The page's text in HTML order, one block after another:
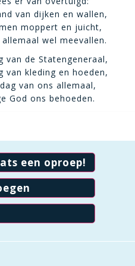
van dijken en wallen,
moppert en juicht,
wel meevallen.
van de Statengeneraal,
van kleding en hoeden,
van ons allemaal,
God ons behoeden.
een oproep!